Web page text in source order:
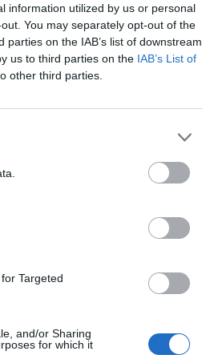
information utilized by us or personal
You may separately opt-out of the
on the IAB’s list of downstream
us to third parties on the IAB’s List of
other third parties.
Targeted
and/or Sharing
for which it